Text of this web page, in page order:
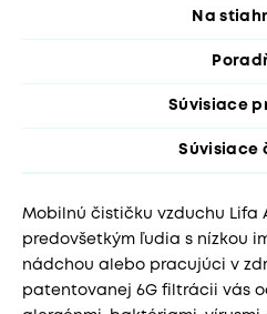
Na
Súvisiace
Súvisiace
Mobilnú čističku vzduchu Lifa
predovšetkým ľudia s nízkou
nádchou alebo pracujúci v
patentovanej 6G filtrácii vás